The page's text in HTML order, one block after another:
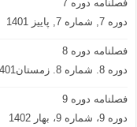
فصلنامه دوره 7
دوره 7, شماره 7, پاییز 1401
فصلنامه دوره 8
دوره 8. شماره 8. زمستان1401
فصلنامه دوره 9
دوره 9، شماره 9، بهار 1402